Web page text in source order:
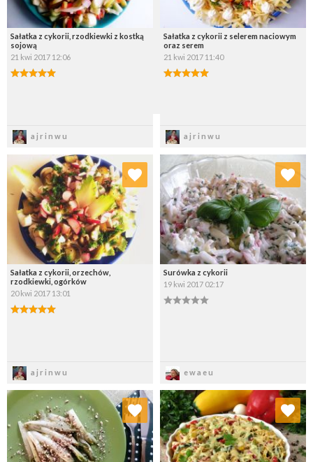
Sałatka z cykorii, rzodkiewki z kostką
sojową
21 kwi 2017 12:06
ajrinwu
Sałatka z cykorii z selerem naciowym
oraz serem
21 kwi 2017 11:40
ajrinwu
Sałatka z cykorii, orzechów,
rzodkiewki, ogórków
20 kwi 2017 13:01
ajrinwu
Dodaj do ulubionych
Wybierz listę:
Surówka z cykorii
19 kwi 2017 02:17
ewaeu
Dodaj do ulubionych
Wybierz listę:
Dodaj do ulubionych
Wybierz listę:
Dodaj do ulubionych
Wybierz listę: